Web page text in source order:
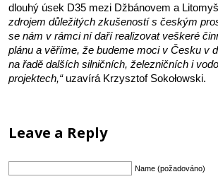
dlouhý úsek D35 mezi Džbánovem a
zdrojem důležitých zkušeností s českým
se nám v rámci ní daří realizovat veškeré
plánu a věříme, že budeme moci v Česku v
na řadě dalších silničních, železničních i
projektech,“ uzavírá Krzysztof Sokołowski.
Leave a Reply
Name (požadováno)